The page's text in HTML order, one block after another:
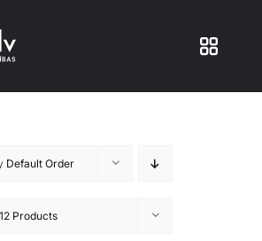
Toggle
Default Order
12 Products